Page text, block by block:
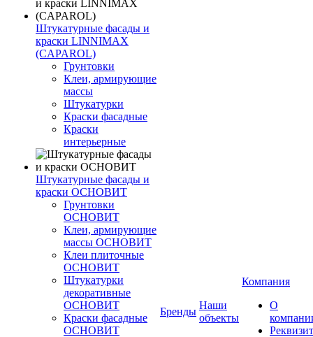
Штукатурные фасады и
краски LINNIMAX
(CAPAROL)
Грунтовки
Клеи, армирующие
массы
Штукатурки
Краски фасадные
Краски
интерьерные
Штукатурные фасады и
краски ОСНОВИТ
Грунтовки
ОСНОВИТ
Клеи, армирующие
массы ОСНОВИТ
Клеи плиточные
ОСНОВИТ
Штукатурки
декоративные
ОСНОВИТ
Краски фасадные
ОСНОВИТ
Бренды
Наши
объекты
Компания
О